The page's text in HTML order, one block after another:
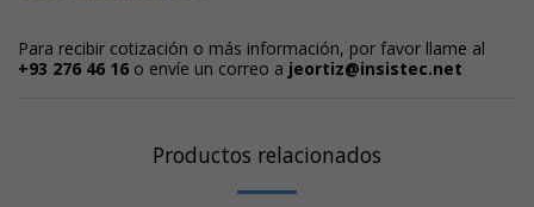
Para recibir cotización o más información, por favor llame al
+93 276 46 16 o envíe un correo a jeortiz@insistec.net
Productos relacionados